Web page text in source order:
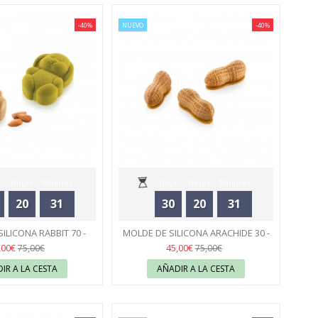
20 31
43
-40%
RABBIT 70 -
75,00€
A LA CESTA
30 20 31
43
-40%
NUEVO
MOLDE DE SILICONA ARACHIDE 30 -
SILIKOMART
45,00€75,00€
AÑADIR A LA CESTA